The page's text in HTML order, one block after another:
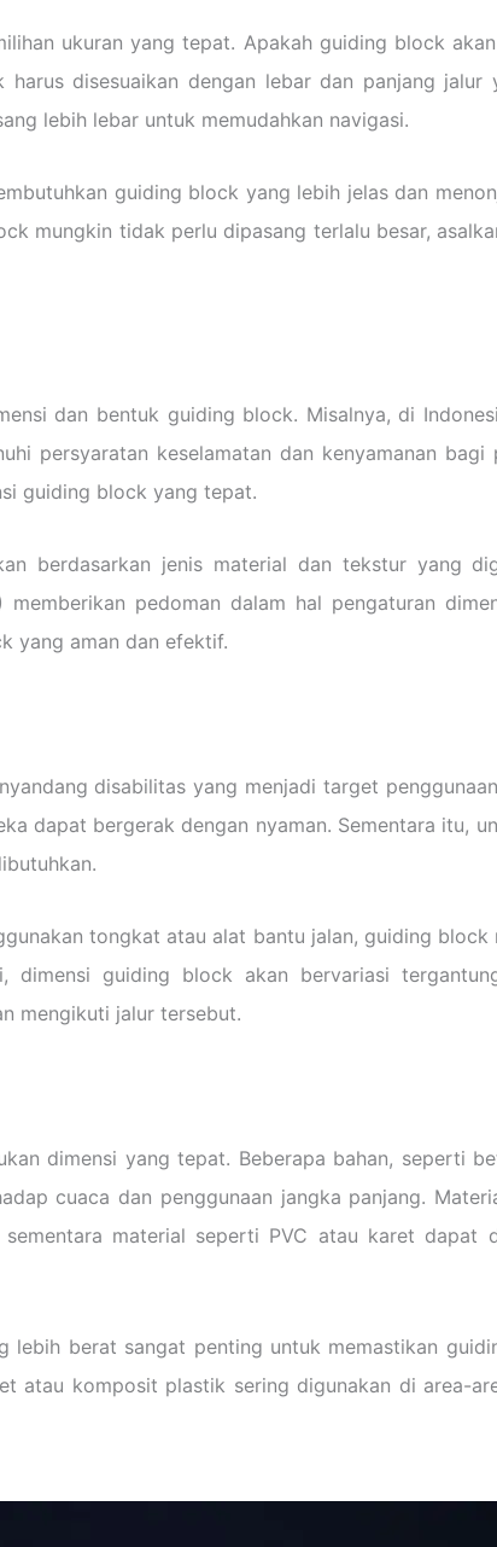
ukuran yang tepat. Apakah guiding block
disesuaikan dengan lebar dan panjang
lebih lebar untuk memudahkan navigasi.
guiding block yang lebih jelas dan
mungkin tidak perlu dipasang terlalu besar,
dan bentuk guiding block. Misalnya, di
persyaratan keselamatan dan kenyamanan
guiding block yang tepat.
berdasarkan jenis material dan tekstur yang
pedoman dalam hal pengaturan
yang aman dan efektif.
disabilitas yang menjadi target
dapat bergerak dengan nyaman. Sementara itu,
tongkat atau alat bantu jalan, guiding
dimensi guiding block akan bervariasi
mengikuti jalur tersebut.
dimensi yang tepat. Beberapa bahan, seperti
cuaca dan penggunaan jangka panjang.
material seperti PVC atau karet dapat
lebih berat sangat penting untuk memastikan
atau komposit plastik sering digunakan di area-